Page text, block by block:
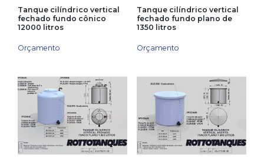
Tanque cilíndrico vertical
fechado fundo cônico
12000 litros
Orçamento
Tanque cilíndrico vertical
fechado fundo plano de
1350 litros
Orçamento